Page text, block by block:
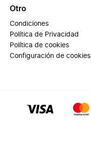
Otro
Condiciones
Política de Privacidad
Política de cookies
Configuración de cookies